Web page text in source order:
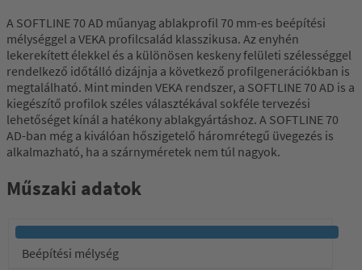
A SOFTLINE 70 AD műanyag ablakprofil 70 mm-es beépítési
mélységgel a VEKA profilcsalád klasszikusa. Az enyhén
lekerekített élekkel és a különösen keskeny felületi szélességgel
rendelkező időtálló dizájnja a következő profilgenerációkban is
megtalálható. Mint minden VEKA rendszer, a SOFTLINE 70 AD is a
kiegészítő profilok széles választékával sokféle tervezési
lehetőséget kínál a hatékony ablakgyártáshoz. A SOFTLINE 70
AD-ban még a kiválóan hőszigetelő háromrétegű üvegezés is
alkalmazható, ha a szárnyméretek nem túl nagyok.
Műszaki adatok
Beépítési mélység